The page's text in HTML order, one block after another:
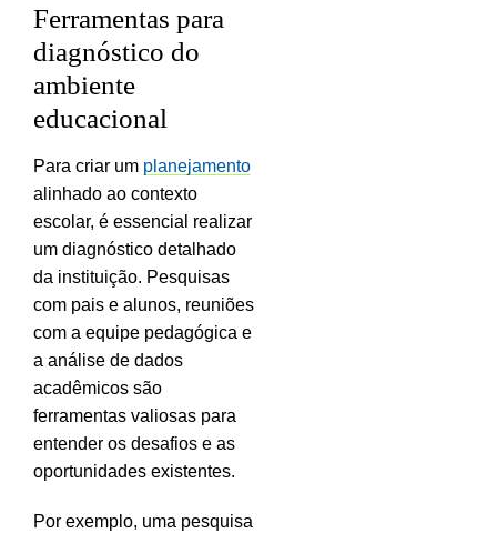
Ferramentas para
diagnóstico do
ambiente
educacional
Para criar um planejamento
alinhado ao contexto
escolar, é essencial realizar
um diagnóstico detalhado
da instituição. Pesquisas
com pais e alunos, reuniões
com a equipe pedagógica e
a análise de dados
acadêmicos são
ferramentas valiosas para
entender os desafios e as
oportunidades existentes.
Por exemplo, uma pesquisa